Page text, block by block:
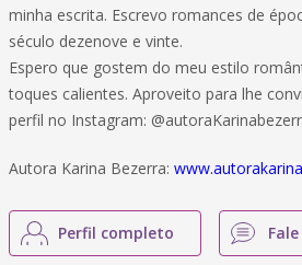
minha escrita. Escrevo romances de
século dezenove e vinte.
Espero que gostem do meu estilo
toques calientes. Aproveito para lhe
perfil no Instagram:
Autora Karina Bezerra:
Perfil completo